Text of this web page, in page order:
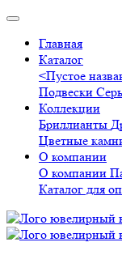
Главная
Каталог
<Пустое
Подвески
Коллекции
Бриллианты
Цветные
О компании
О компании
Каталог для